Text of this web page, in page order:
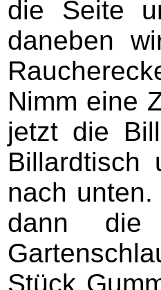
die Seite
daneben
Nimm eine
jetzt die
Billardtisch
nach
dann die
Stück